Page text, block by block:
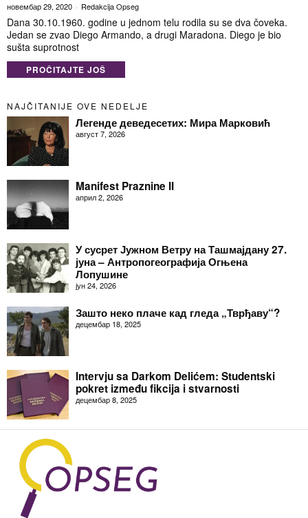
новембар 29, 2020 Redakcija Opseg
Dana 30.10.1960. godine u jednom telu rodila su se dva čoveka.
Jedan se zvao Diego Armando, a drugi Maradona. Diego je bio
sušta suprotnost
PROČITAJTE JOŠ
NAJČITANIJE OVE NEDELJE
Легенде деведесетих: Мира Марковић
август 7, 2026
Manifest Praznine II
април 2, 2026
У сусрет Јужном Ветру на Ташмајдану 27.
јуна – Антропогеографија Огњена
Лопушине
јун 24, 2026
Зашто неко плаче кад гледа „Тврђаву“?
децембар 18, 2025
Intervju sa Darkom Delićem: Studentski
pokret između fikcija i stvarnosti
децембар 8, 2025